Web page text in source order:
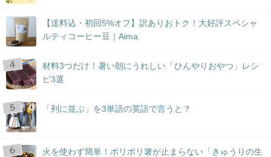
【送料込・初回5%オフ】訳ありおトク！大好評スペシャ
ルティコーヒー豆｜Aima
材料3つだけ！暑い朝にうれしい「ひんやりおやつ」レシ
ピ3選
「列に並ぶ」を3単語の英語で言うと？
火を使わず簡単！ポリポリ箸が止まらない「きゅうりの生